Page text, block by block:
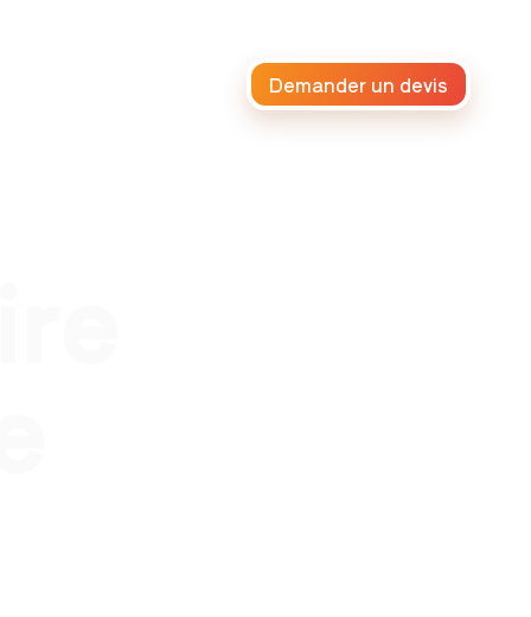
Demander un devis